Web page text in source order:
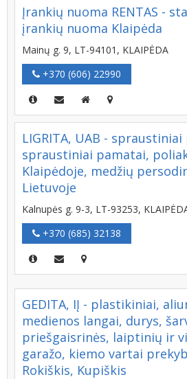
Įrankių nuoma RENTAS -
įrankių nuoma Klaipėda
Mainų g. 9, LT-94101, KLAIPĖDA
+370 (606) 22990
LIGRITA, UAB -
spraustiniai pamatai,
Klaipėdoje, medžių
Lietuvoje
Kalnupės g. 9-3, LT-93253,
+370 (685) 32138
GEDITA, IĮ - plastikiniai,
medienos langai, durys,
priešgaisrinės, laiptinių ir
garažo, kiemo vartai
Rokiškis, Kupiškis